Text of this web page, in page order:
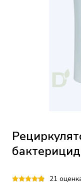
21